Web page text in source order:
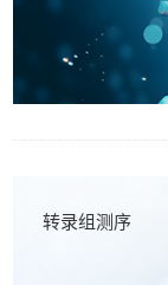
转录组测序